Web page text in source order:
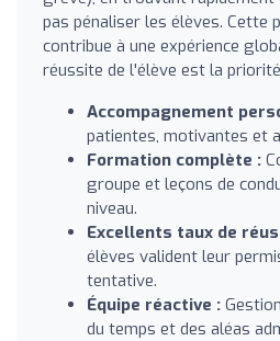
pas pénaliser les élèves. Cette
contribue à une expérience
réussite de l'élève est la
Accompagnement
patientes, motivantes et
Formation complète :
groupe et leçons de
niveau.
Excellents taux de
élèves valident leur
tentative.
Équipe réactive :
du temps et des aléas